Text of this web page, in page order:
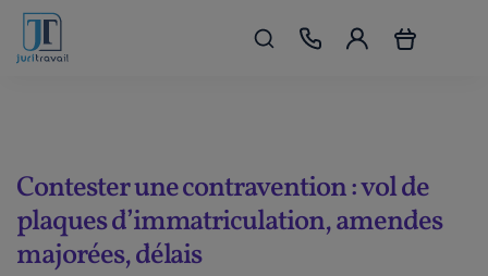
Contester une contravention : vol de
plaques d’immatriculation, amendes
majorées, délais